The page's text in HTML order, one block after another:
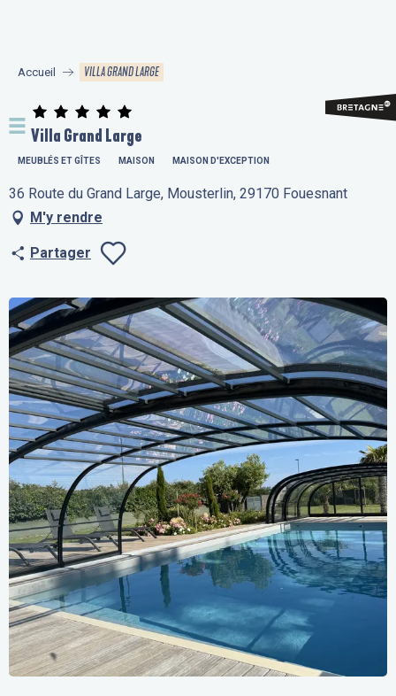
principal
Accueil VILLA GRAND LARGE
Villa Grand Large
MEUBLÉS ET GÎTES MAISON MAISON D'EXCEPTION
36 Route du Grand Large, Mousterlin, 29170 Fouesnant
M'y rendre
Partager